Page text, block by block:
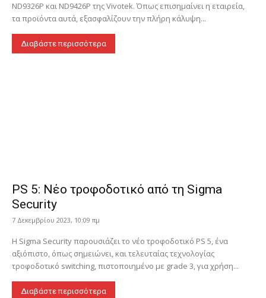
ND9326P και ND9426P της Vivotek. Όπως επισημαίνει η εταιρεία,
τα προϊόντα αυτά, εξασφαλίζουν την πλήρη κάλυψη...
Διαβάστε περισσότερα
PS 5: Νέο τροφοδοτικό από τη Sigma
Security
7 Δεκεμβρίου 2023, 10:09 πμ
Η Sigma Security παρουσιάζει το νέο τροφοδοτικό PS 5, ένα
αξιόπιστο, όπως σημειώνει, και τελευταίας τεχνολογίας
τροφοδοτικό switching, πιστοποιημένο με grade 3, για χρήση...
Διαβάστε περισσότερα